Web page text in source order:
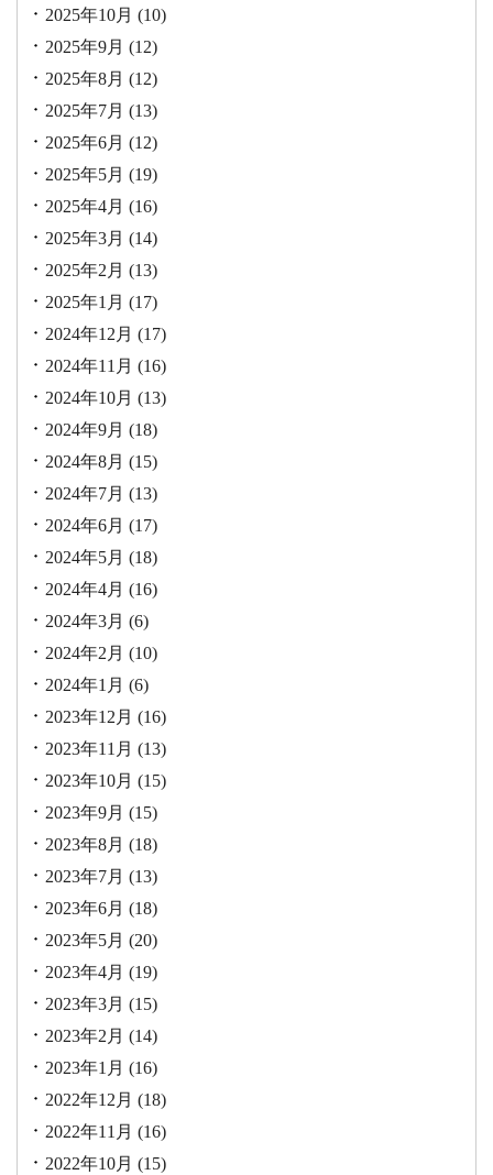
2025年10月 (10)
2025年9月 (12)
2025年8月 (12)
2025年7月 (13)
2025年6月 (12)
2025年5月 (19)
2025年4月 (16)
2025年3月 (14)
2025年2月 (13)
2025年1月 (17)
2024年12月 (17)
2024年11月 (16)
2024年10月 (13)
2024年9月 (18)
2024年8月 (15)
2024年7月 (13)
2024年6月 (17)
2024年5月 (18)
2024年4月 (16)
2024年3月 (6)
2024年2月 (10)
2024年1月 (6)
2023年12月 (16)
2023年11月 (13)
2023年10月 (15)
2023年9月 (15)
2023年8月 (18)
2023年7月 (13)
2023年6月 (18)
2023年5月 (20)
2023年4月 (19)
2023年3月 (15)
2023年2月 (14)
2023年1月 (16)
2022年12月 (18)
2022年11月 (16)
2022年10月 (15)